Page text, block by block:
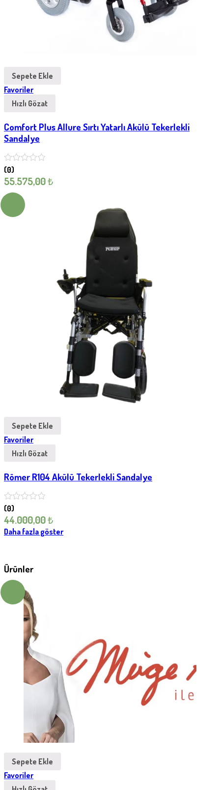
Sepete Ekle
Favoriler
Hızlı Gözat
Comfort Plus Allure Sırtı Yatarlı Akülü Tekerlekli
Sandalye
(0)
55.575,00₺
Sepete Ekle
Favoriler
Hızlı Gözat
Römer R104 Akülü Tekerlekli Sandalye
(0)
44.000,00₺
Daha fazla göster
Ürünler
Sepete Ekle
Favoriler